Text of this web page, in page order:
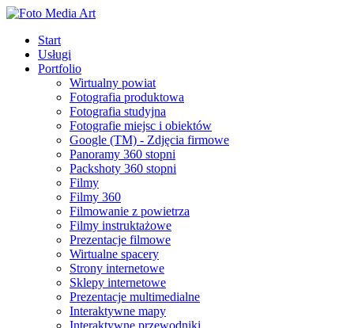
Start
Usługi
Portfolio
Wirtualny powiat
Fotografia produktowa
Fotografia studyjna
Fotografie miejsc i obiektów
Google (TM) - Zdjęcia firmowe
Panoramy 360 stopni
Packshoty 360 stopni
Filmy
Filmy 360
Filmowanie z powietrza
Filmy instruktażowe
Prezentacje filmowe
Wirtualne spacery
Strony internetowe
Sklepy internetowe
Prezentacje multimedialne
Interaktywne mapy
Interaktywne przewodniki